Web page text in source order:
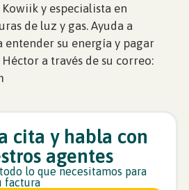
y especialista en
de luz y gas. Ayuda a
entender su energía y pagar
a través de su correo:
cita y habla con
agentes
lo que necesitamos para
factura